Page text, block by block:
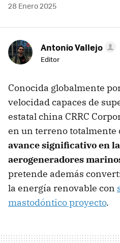
28 Enero 2025
Antonio Vallejo
Editor
Conocida globalmente
velocidad capaces de
estatal china CRRC
en un terreno
avance significativo en
aerogeneradores
pretende además
la energía renovable con
mastodóntico proyecto.